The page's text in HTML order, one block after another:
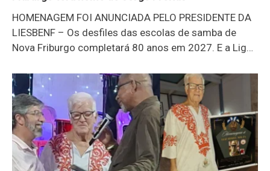
HOMENAGEM FOI ANUNCIADA PELO PRESIDENTE DA
LIESBENF – Os desfiles das escolas de samba de
Nova Friburgo completará 80 anos em 2027. E a Liga
que, ano que vem, o troféu levará o nome de Jorge
Freitas. Com uma trajetória marcante no carnaval
friburguense e no Brasil, Jorginho Freitas gravou
vídeo agradecendo a homenagem (assista abaixo). O
novo presidente da Liga das Escolas de Samba, Fabio
Nicoliello, o Fuzil, destacou a iniciativa: “Justa e
devida”, afirmou. Atualmente, Jorge Freitas é